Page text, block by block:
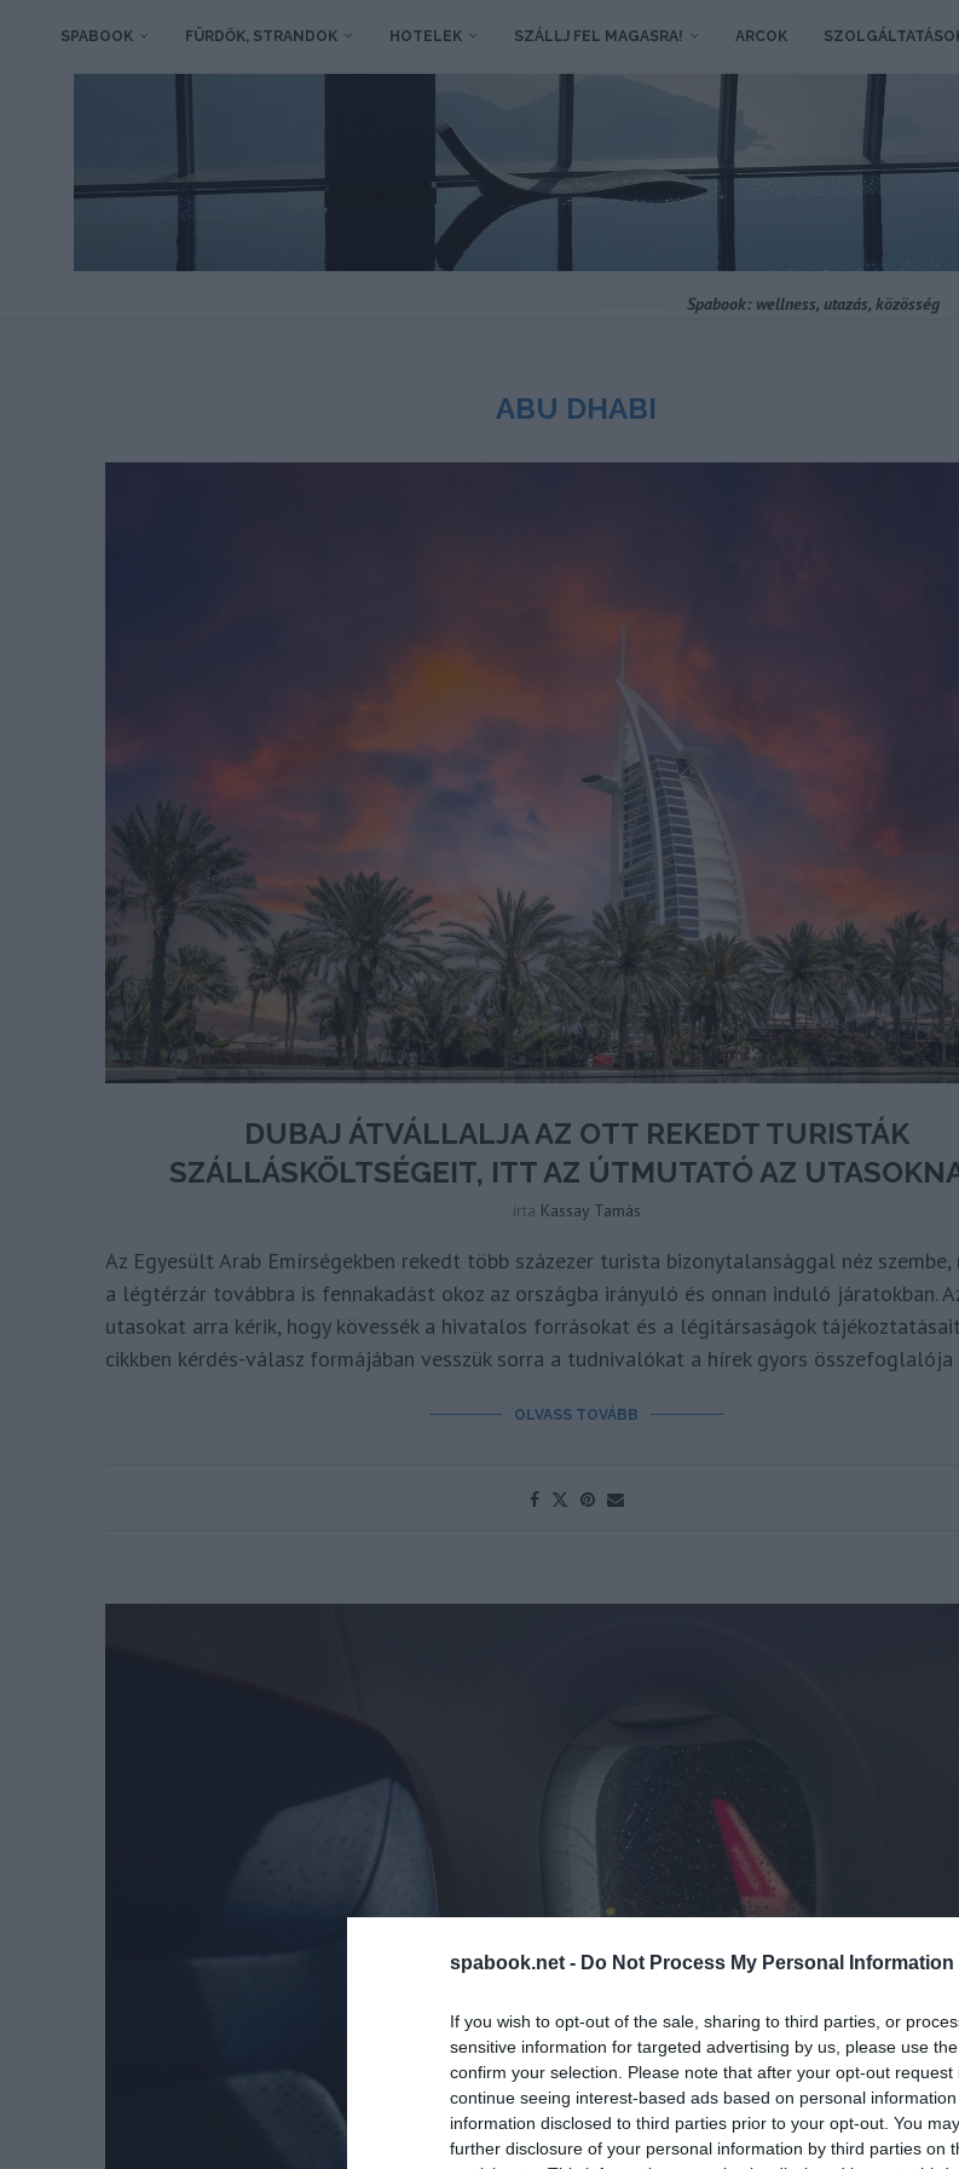
spabook.net - Do Not Process My Personal Information
If you wish to opt-out of the sale, sharing to third parties, or
sensitive information for targeted advertising by us, please use
confirm your selection. Please note that after your opt-out
continue seeing interest-based ads based on personal
information disclosed to third parties prior to your opt-out. You
further disclosure of your personal information by third parties on
SPABOOK FÜRDŐK, STRANDOK HOTELEK SZÁLLJ FEL MAGASRA! ARCOK
Spabook: wellness, utazás, közösség
ABU DHABI
DUBAJ ÁTVÁLLALJA AZ OTT REKEDT TURISTÁK
SZÁLLÁSKÖLTSÉGEIT, ITT AZ ÚTMUTATÓ AZ
írta Kassay Tamás
Az Egyesült Arab Emírségekben rekedt több százezer turista bizonytalansággal néz szembe,
a légtérzár továbbra is fennakadást okoz az országba irányuló és onnan induló járatokban.
utasokat arra kérik, hogy kövessék a hivatalos forrásokat és a légitársaságok
cikkben kérdés-válasz formájában vesszük sorra a tudnivalókat a hírek gyors összefoglalója
OLVASS TOVÁBB